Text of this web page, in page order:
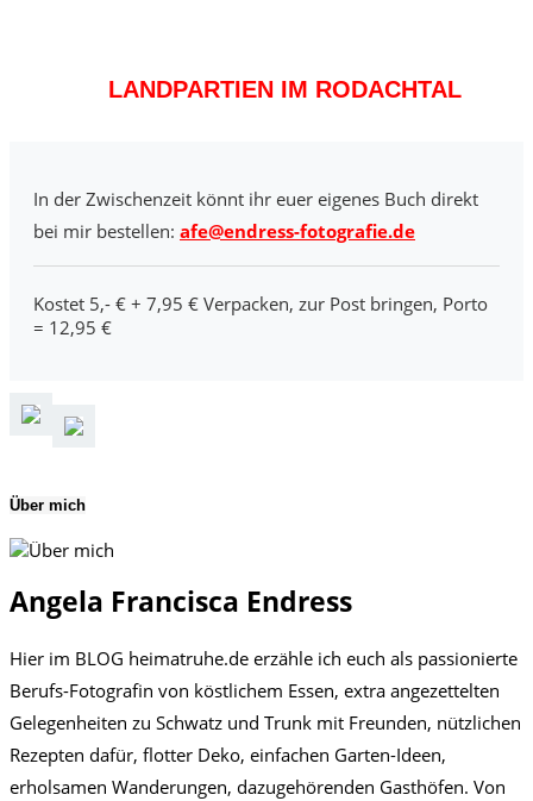
LANDPARTIEN IM RODACHTAL
In der Zwischenzeit könnt ihr euer eigenes Buch direkt
bei mir bestellen: afe@endress-fotografie.de
Kostet 5,- € + 7,95 € Verpacken, zur Post bringen, Porto
= 12,95 €
Über mich
Angela Francisca Endress
Hier im BLOG heimatruhe.de erzähle ich euch als passionierte
Berufs-Fotografin von köstlichem Essen, extra angezettelten
Gelegenheiten zu Schwatz und Trunk mit Freunden, nützlichen
Rezepten dafür, flotter Deko, einfachen Garten-Ideen,
erholsamen Wanderungen, dazugehörenden Gasthöfen. Von